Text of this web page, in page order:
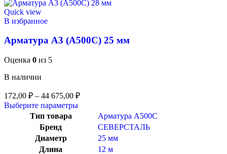
Quick view
В избранное
Арматура А3 (А500С) 25 мм
Оценка 0 из 5
В наличии
172,00 ₽ – 44 675,00 ₽
Выберите параметры
Тип товара
Арматура А500С
Бренд
СЕВЕРСТАЛЬ
Диаметр
25 мм
Длина
12 м